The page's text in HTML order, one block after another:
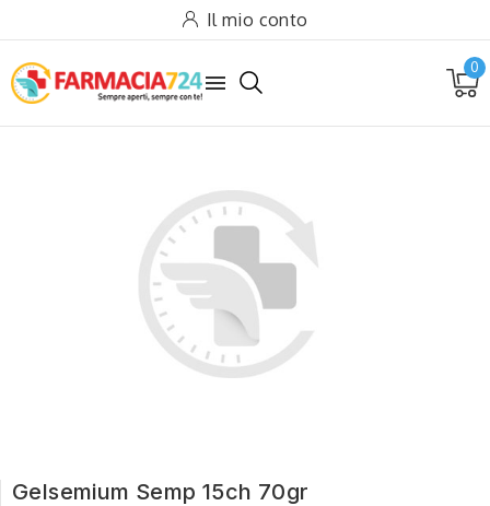
Il mio conto

0
Gelsemium Semp 15ch 70gr